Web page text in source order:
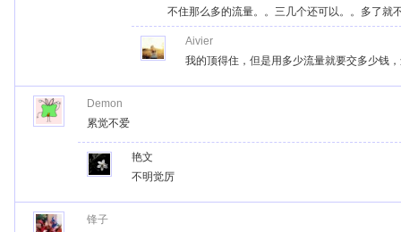
不住那么多的流量。。三几个还可以。。多了就
Aivier
我的顶得住，但是用多少流量就要交多少钱
Demon
累觉不爱
艳文
不明觉厉
锋子